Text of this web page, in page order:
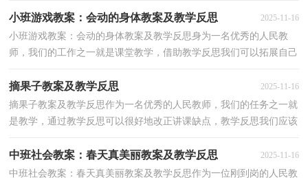
小班游戏教案：会动的身体教案及教学反思 2025-11-16
小班游戏教案：会动的身体教案及教学反思身为一名优秀的人民教
师，我们的工作之一就是课堂教学，借助教学反思我们可以拓展自己
摘果子教案及教学反思 2025-11-16
摘果子教案及教学反思作为一名优秀的人民教师，我们的任务之一就
是教学，通过教学反思可以很好地改正讲课缺点，教学反思我们应该
中班社会教案：春天真美丽教案及教学反思 2025-11-16
中班社会教案：春天真美丽教案及教学反思作为一位刚到岗的人民教